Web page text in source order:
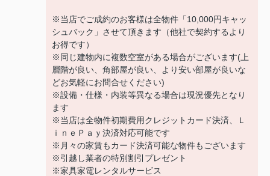
※当店でご成約のお客様は全物件「10,000円キャッ
シュバック」させて頂きます（他社で契約するより
お得です）
※同じ建物内に複数空室がある場合がございます(上
層階が良い、角部屋が良い、より安い部屋が良いな
どお気軽にお問合せください)
※設備・仕様・内装等異なる場合は現況優先となり
ます
※当店は全物件初期費用クレジットカード決済、Ｌ
ｉｎｅＰａｙ決済対応可能です
※月々の家賃もカード決済可能な物件もございます
※引越し業者の特別割引プレゼント
※家具家電レンタルサービス